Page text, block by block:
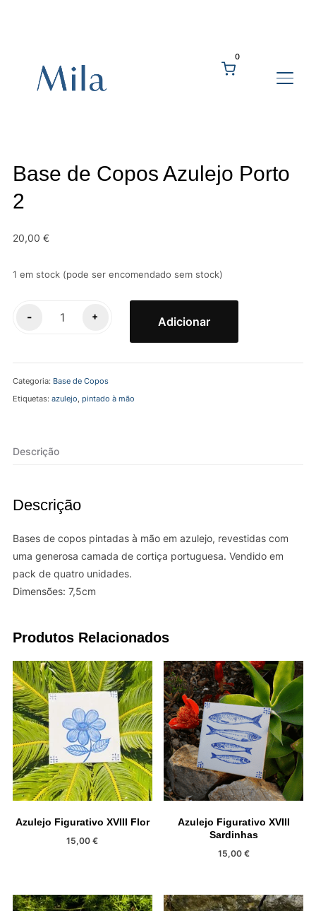
0
Base de Copos Azulejo Porto
2
20,00 €
1 em stock (pode ser encomendado sem stock)
-
Quantidade
de
Copos
Azulejo
+ Adicionar
Categoria: Base de Copos
Etiquetas: azulejo, pintado à mão
Descrição
Descrição
Bases de copos pintadas à mão em azulejo, revestidas com
uma generosa camada de cortiça portuguesa. Vendido em
pack de quatro unidades.
Dimensões: 7,5cm
Produtos Relacionados
Azulejo Figurativo XVIII Flor
15,00€
Azulejo Figurativo XVIII
Sardinhas
15,00 €